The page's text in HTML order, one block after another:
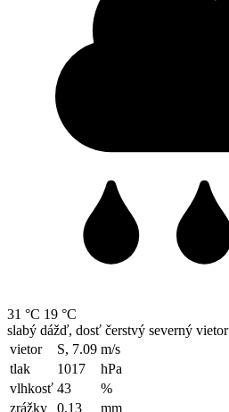
31 °C 19 °C
slabý dážď, dosť čerstvý severný vietor
vietor
S, 7.09 m/s
tlak
1017
hPa
vlhkosť 43
%
zrážky
0.13
mm